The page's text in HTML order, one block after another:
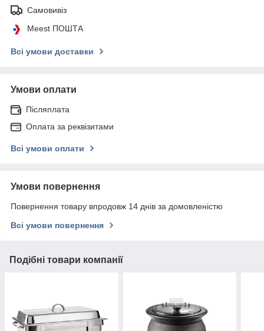
Самовивіз
Meest ПОШТА
Всі умови доставки
Умови оплати
Післяплата
Оплата за реквізитами
Всі умови оплати
Умови повернення
Повернення товару впродовж 14 днів за домовленістю
Всі умови повернення
Подібні товари компанії